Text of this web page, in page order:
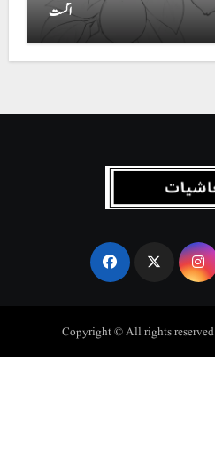
اگست
Copyright © All rights reserved